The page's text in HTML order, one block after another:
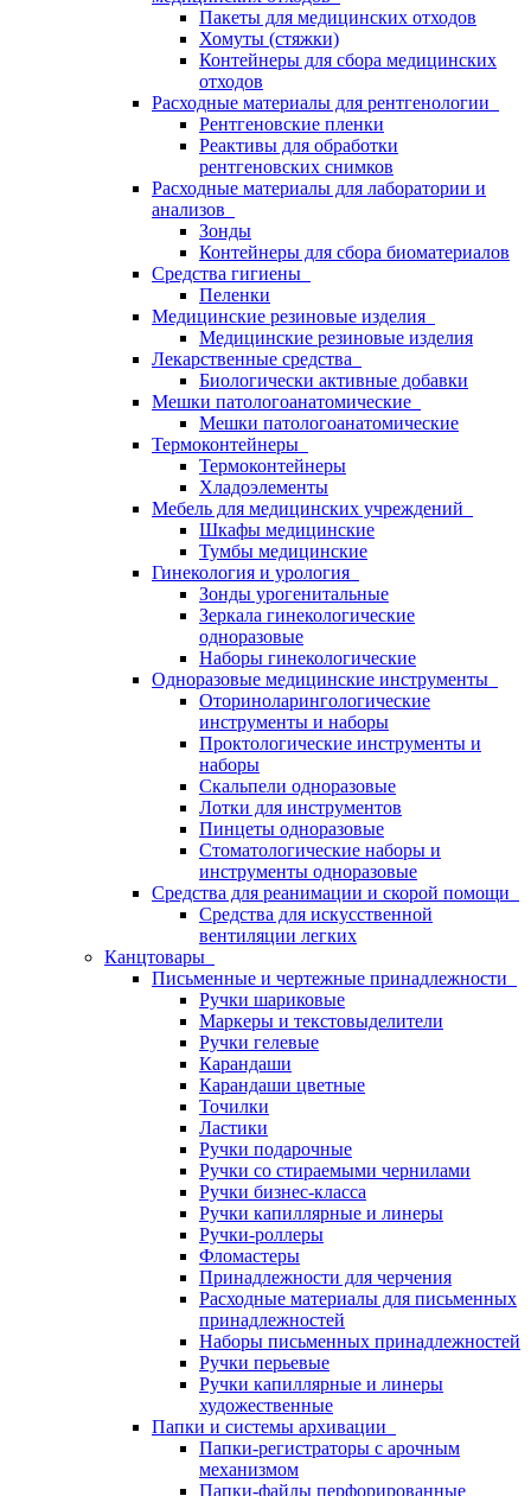
Пакеты для медицинских отходов
Хомуты (стяжки)
Контейнеры для сбора медицинских
отходов
Расходные материалы для рентгенологии
Рентгеновские пленки
Реактивы для обработки
рентгеновских снимков
Расходные материалы для лаборатории и
анализов
Зонды
Контейнеры для сбора биоматериалов
Средства гигиены
Пеленки
Медицинские резиновые изделия
Медицинские резиновые изделия
Лекарственные средства
Биологически активные добавки
Мешки патологоанатомические
Мешки патологоанатомические
Термоконтейнеры
Термоконтейнеры
Хладоэлементы
Мебель для медицинских учреждений
Шкафы медицинские
Тумбы медицинские
Гинекология и урология
Зонды урогенитальные
Зеркала гинекологические
одноразовые
Наборы гинекологические
Одноразовые медицинские инструменты
Оториноларингологические
инструменты и наборы
Проктологические инструменты и
наборы
Скальпели одноразовые
Лотки для инструментов
Пинцеты одноразовые
Стоматологические наборы и
инструменты одноразовые
Средства для реанимации и скорой помощи
Средства для искусственной
вентиляции легких
Канцтовары
Письменные и чертежные принадлежности
Ручки шариковые
Маркеры и текстовыделители
Ручки гелевые
Карандаши
Карандаши цветные
Точилки
Ластики
Ручки подарочные
Ручки со стираемыми чернилами
Ручки бизнес-класса
Ручки капиллярные и линеры
Ручки-роллеры
Фломастеры
Принадлежности для черчения
Расходные материалы для письменных
принадлежностей
Наборы письменных принадлежностей
Ручки перьевые
Ручки капиллярные и линеры
художественные
Папки и системы архивации
Папки-регистраторы с арочным
механизмом
Папки-файлы перфорированные